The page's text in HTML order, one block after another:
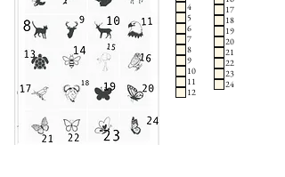
17
18
19
20
21
22
23
24
4
5
6
7
8
9
10
11
12